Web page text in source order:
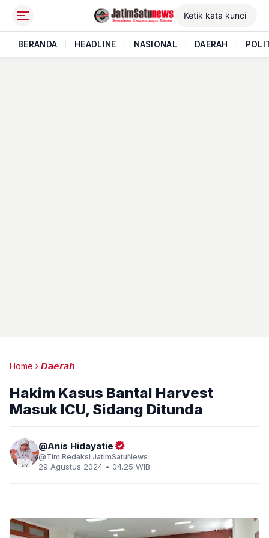
BERANDA HEADLINE NASIONAL DAERAH
Home 𝘿𝙖𝙚𝙧𝙖𝙝
Hakim Kasus Bantal Harvest
Masuk ICU, Sidang Ditunda
Anis Hidayatie
Tim Redaksi JatimSatuNews
29 Agustus 2024 • 04.25 WIB